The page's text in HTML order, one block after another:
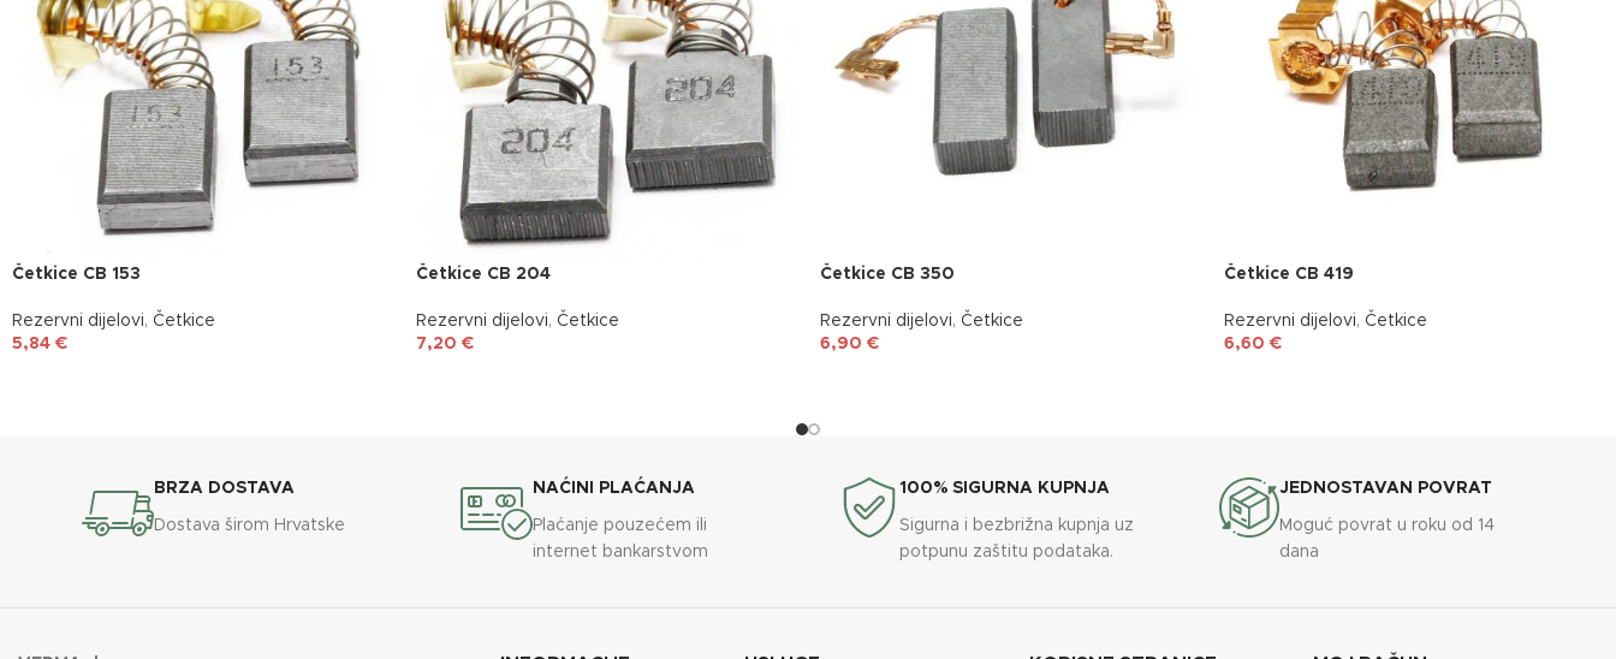
Četkice CB 153
Rezervni dijelovi, Četkice
5,84 €
Četkice CB 204
Rezervni dijelovi, Četkice
7,20 €
Četkice CB 350
Rezervni dijelovi, Četkice
6,90 €
Četkice CB 419
Rezervni dijelovi, Četkice
6,60 €
BRZA DOSTAVA
Dostava širom Hrvatske
NAĆINI PLAĆANJA
Plaćanje pouzećem ili
internet bankarstvom
100% SIGURNA KUPNJA
Sigurna i bezbrižna kupnja uz
potpunu zaštitu podataka.
JEDNOSTAVAN POVRAT
Moguć povrat u roku od 14
dana